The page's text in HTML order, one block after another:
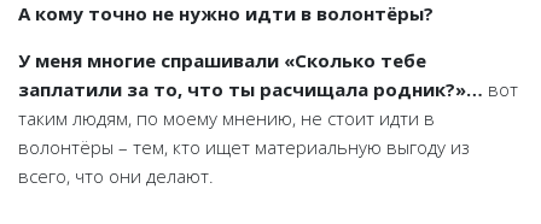
А кому точно не нужно идти в волонтёры?
У меня многие спрашивали «Сколько тебе
заплатили за то, что ты расчищала родник?»… вот
таким людям, по моему мнению, не стоит идти в
волонтёры – тем, кто ищет материальную выгоду из
всего, что они делают.